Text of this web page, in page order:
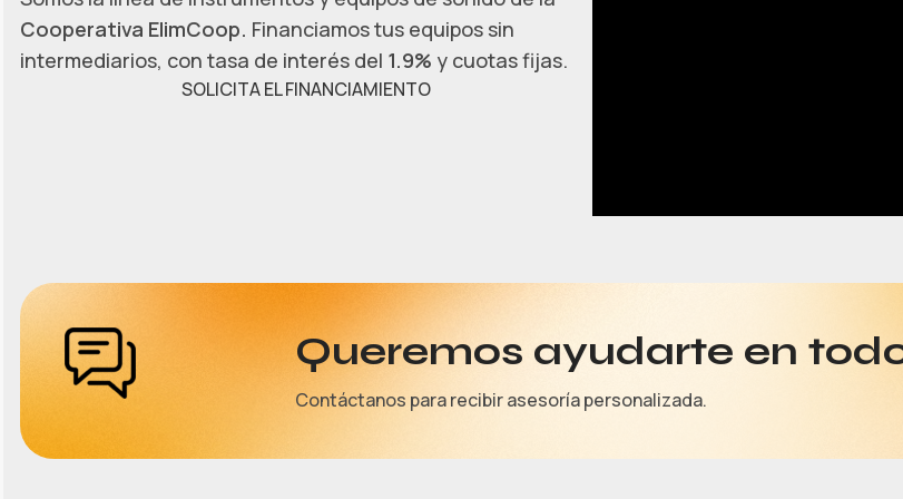
Cooperativa ElimCoop. Financiamos tus equipos sin
intermediarios, con tasa de interés del 1.9% y cuotas fijas.
SOLICITA EL FINANCIAMIENTO
Queremos ayudarte en
Contáctanos para recibir asesoría personalizada.